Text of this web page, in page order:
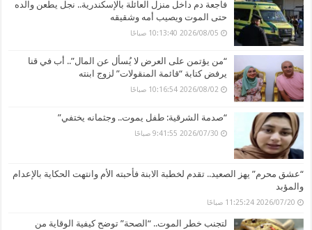
فاجعة دم داخل منزل العائلة بالإسكندرية.. نجل يطعن والده
حتى الموت ويصيب أمه وشقيقه
2026/08/05 10:13:40 صباحًا
“من يؤتمن على العرض لا يُسأل عن المال”.. أب في قنا
يرفض كتابة “قائمة المنقولات” لزوج ابنته
2026/08/02 10:16:54 صباحًا
“صدمة الشرقية: طفل يموت.. وجثمانه يختفي”
2026/07/30 9:41:55 صباحًا
“عشق محرم” يهز الصعيد.. تقدم لخطبة الابنة فأحبته الأم وانتهت الحكاية بالإعدام
والمؤبد
2026/07/20 11:25:24 صباحًا
لتجنب خطر الموت.. “الصحة” توضح كيفية الوقاية من